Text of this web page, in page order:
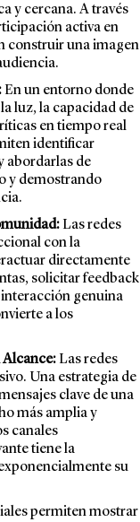
y cercana. A través
activa en
construir una imagen
En un entorno donde
luz, la capacidad de
en tiempo real
identificar
abordarlas de
y demostrando
Las redes
con la
directamente
solicitar feedback
genuina
a los
Las redes
Una estrategia de
clave de una
más amplia y
canales
tiene la
su
permiten mostrar